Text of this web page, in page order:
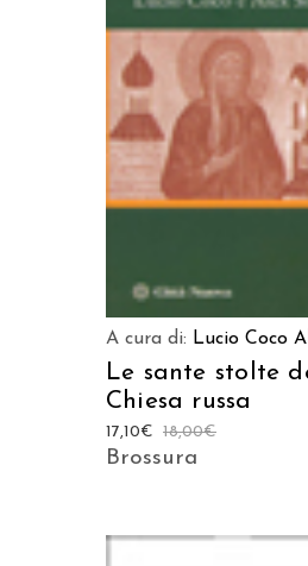
LEGGI TUTTO
A cura di: Lucio Coco
Le sante stolte
Chiesa russa
18,00€
17,10€
Brossura